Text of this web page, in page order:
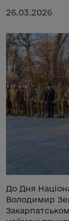
26.03.2026
До Дня
Володимир